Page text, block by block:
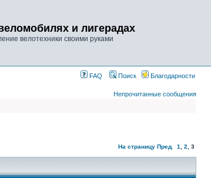
и лигерадах
велотехники своими руками
FAQ Поиск Благодарности
Непрочитанные сообщения
На страницу Пред. 1 2 3